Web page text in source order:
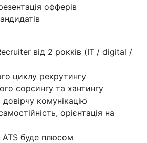
офферів
від 2 рокків (IT / digital /
циклу рекрутингу
сорсингу та хантингу
комунікацію
орієнтація на
ATS буде плюсом